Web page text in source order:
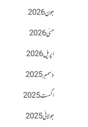
جون 2026
مئی 2026
اپریل 2026
دسمبر 2025
اگست 2025
جولائی 2025